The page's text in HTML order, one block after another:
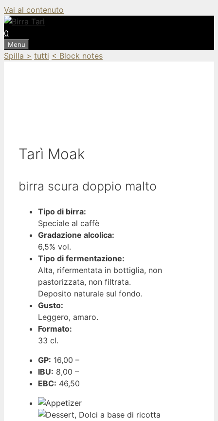
Vai al contenuto
0
Menu
Spilla > tutti < Block notes
Tarì Moak
birra scura doppio malto
Tipo di birra:
Speciale al caffè
Gradazione alcolica:
6,5% vol.
Tipo di fermentazione:
Alta, rifermentata in bottiglia, non
pastorizzata, non filtrata.
Deposito naturale sul fondo.
Gusto:
Leggero, amaro.
Formato:
33 cl.
GP: 16,00 –
IBU: 8,00 –
EBC: 46,50